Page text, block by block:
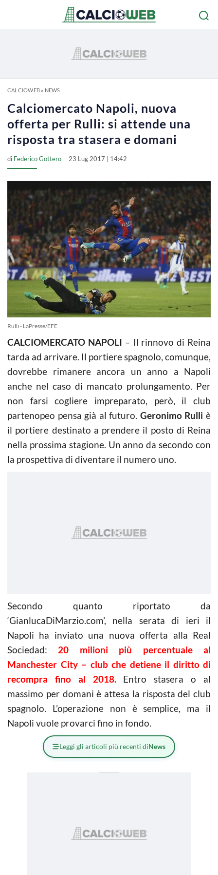
CALCIOWEB» NEWS
Calciomercato Napoli, nuova
offerta per Rulli: si attende una
risposta tra stasera e domani
di Federico Gottero 23 Lug 2017 | 14:42
Rulli - LaPresse/EFE
CALCIOMERCATO NAPOLI – Il rinnovo di Reina
tarda ad arrivare. Il portiere spagnolo, comunque,
dovrebbe rimanere ancora un anno a Napoli
anche nel caso di mancato prolungamento. Per
non farsi cogliere impreparato, però, il club
partenopeo pensa già al futuro. Geronimo Rulli è
il portiere destinato a prendere il posto di Reina
nella prossima stagione. Un anno da secondo con
la prospettiva di diventare il numero uno.
Secondo quanto riportato da
‘GianlucaDiMarzio.com’, nella serata di ieri il
Napoli ha inviato una nuova offerta alla Real
Sociedad: 20 milioni più percentuale al
Manchester City – club che detiene il diritto di
recompra fino al 2018.Entro stasera o al
massimo per domani è attesa la risposta del club
spagnolo. L’operazione non è semplice, ma il
Napoli vuole provarci fino in fondo.
Leggi gli articoli più recenti diNews